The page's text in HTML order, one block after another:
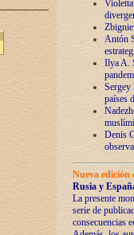
Antón
Ilya A.
Sergey
países
Denis
Nueva
Rusia y
La presente
serie de
consecuencias